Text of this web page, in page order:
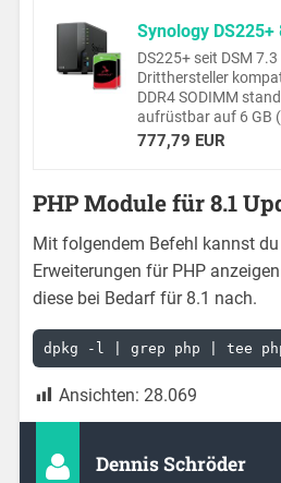
DS225+ seit DSM
Dritthersteller
DDR4 SODIMM
aufrüstbar auf 6 GB
777,79 EUR
PHP Module für 8.1
Mit folgendem Befehl kannst
Erweiterungen für PHP
diese bei Bedarf für 8.1 nach.
dpkg -l | grep php | tee
Ansichten: 28.069
Dennis Schröder